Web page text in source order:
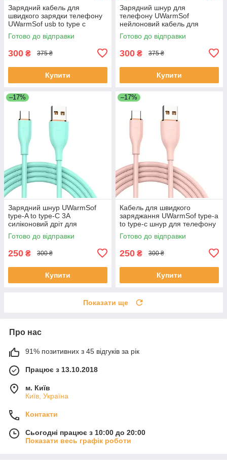
Зарядний кабель для
швидкого зарядки телефону
UWarmSof usb to type c
універсальний провід для
заряджання смартфона
Готово до відправки
300 ₴ 375 ₴
Купити
Зарядний шнур для
телефону UWarmSof
нейлоновий кабель для
зарядки USB to Micro кабель
швидкої зарядки для
Готово до відправки
300 ₴ 375 ₴
Купити
–17%
Зарядний шнур UWarmSof
tуре-A to type-C 3A
силіконовий дріт для
заряджання кабель тайп сі
тайп а для заряджання
Готово до відправки
250 ₴ 300 ₴
Купити
–17%
Кабель для швидкого
заряджання UWarmSof type-a
to type-c шнур для телефону
зарядний провід тайп сі тайп
а для зарядки планшета
Готово до відправки
250 ₴ 300 ₴
Купити
Показати ще
Про нас
91% позитивних з 45 відгуків за рік
Працює з 13.10.2018
м. Київ
Київ, Україна
Контакти
Сьогодні працює з 10:00 до 20:00
Показати весь графік роботи